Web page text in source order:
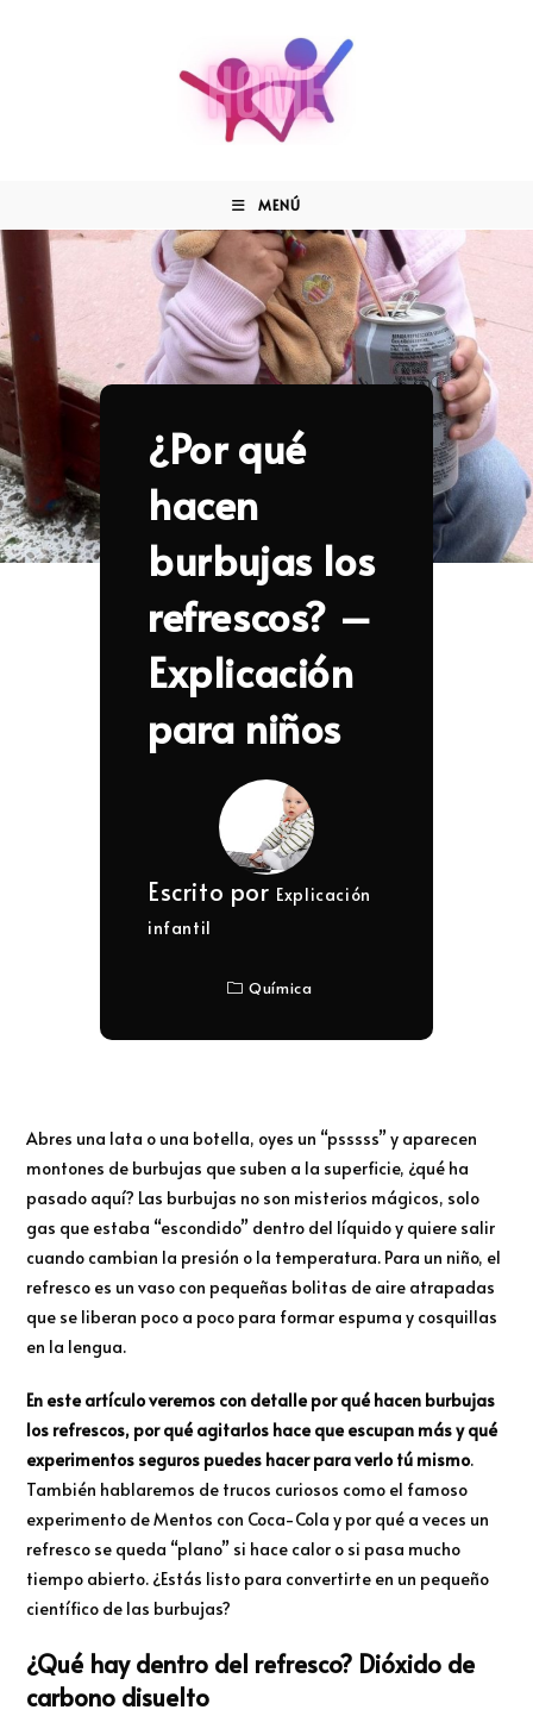
MENÚ
¿Por qué
hacen
burbujas los
refrescos? –
Explicación
para niños
Escrito por Explicación
infantil
Química
Abres una lata o una botella, oyes un “psssss” y aparecen
montones de burbujas que suben a la superficie, ¿qué ha
pasado aquí? Las burbujas no son misterios mágicos, solo
gas que estaba “escondido” dentro del líquido y quiere salir
cuando cambian la presión o la temperatura. Para un niño, el
refresco es un vaso con pequeñas bolitas de aire atrapadas
que se liberan poco a poco para formar espuma y cosquillas
en la lengua.
En este artículo veremos con detalle por qué hacen burbujas
los refrescos, por qué agitarlos hace que escupan más y qué
experimentos seguros puedes hacer para verlo tú mismo.
También hablaremos de trucos curiosos como el famoso
experimento de Mentos con Coca-Cola y por qué a veces un
refresco se queda “plano” si hace calor o si pasa mucho
tiempo abierto. ¿Estás listo para convertirte en un pequeño
científico de las burbujas?
¿Qué hay dentro del refresco? Dióxido de
carbono disuelto